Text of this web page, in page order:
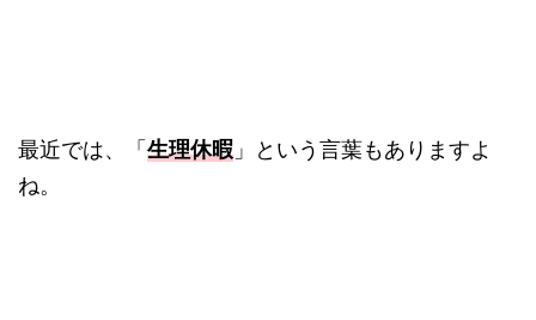
最近では、「 生理休暇 」という言葉もありますよ
ね。